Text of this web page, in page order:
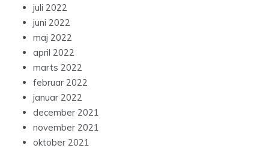
juli 2022
juni 2022
maj 2022
april 2022
marts 2022
februar 2022
januar 2022
december 2021
november 2021
oktober 2021